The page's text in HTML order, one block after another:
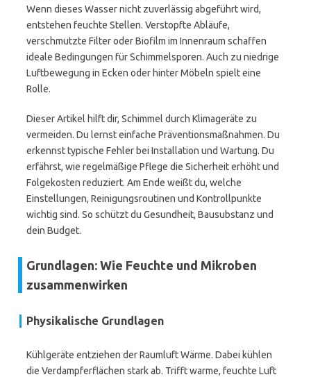
Wenn dieses Wasser nicht zuverlässig abgeführt wird,
entstehen feuchte Stellen. Verstopfte Abläufe,
verschmutzte Filter oder Biofilm im Innenraum schaffen
ideale Bedingungen für Schimmelsporen. Auch zu niedrige
Luftbewegung in Ecken oder hinter Möbeln spielt eine
Rolle.
Dieser Artikel hilft dir, Schimmel durch Klimageräte zu
vermeiden. Du lernst einfache Präventionsmaßnahmen. Du
erkennst typische Fehler bei Installation und Wartung. Du
erfährst, wie regelmäßige Pflege die Sicherheit erhöht und
Folgekosten reduziert. Am Ende weißt du, welche
Einstellungen, Reinigungsroutinen und Kontrollpunkte
wichtig sind. So schützt du Gesundheit, Bausubstanz und
dein Budget.
Grundlagen: Wie Feuchte und Mikroben
zusammenwirken
Physikalische Grundlagen
Kühlgeräte entziehen der Raumluft Wärme. Dabei kühlen
die Verdampferflächen stark ab. Trifft warme, feuchte Luft